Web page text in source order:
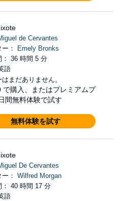
de Cervantes
：
Emely Bronks
： 36 時間 5 分
語
まだありません。
で購入、またはプレミアムプ
間無料体験で試す
無料体験を試す
De Cervantes
： Wilfred Morgan
： 40 時間 17 分
語